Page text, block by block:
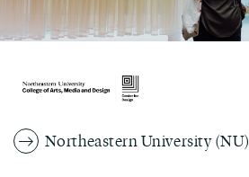
Northeastern University (NU)